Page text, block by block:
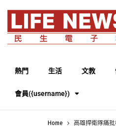
熱門 生活 文教
會員({username})
Home 高雄捍衛隊痛